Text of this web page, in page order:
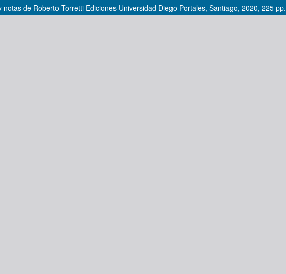
de Roberto Torretti Ediciones Universidad Diego Portales, Santiago, 2020, 225 pp.